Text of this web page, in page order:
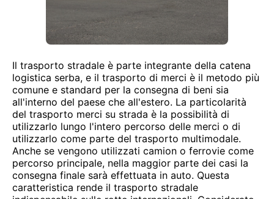
Il trasporto stradale è parte integrante della catena
logistica serba, e il trasporto di merci è il metodo più
comune e standard per la consegna di beni sia
all'interno del paese che all'estero. La particolarità
del trasporto merci su strada è la possibilità di
utilizzarlo lungo l'intero percorso delle merci o di
utilizzarlo come parte del trasporto multimodale.
Anche se vengono utilizzati camion o ferrovie come
percorso principale, nella maggior parte dei casi la
consegna finale sarà effettuata in auto. Questa
caratteristica rende il trasporto stradale